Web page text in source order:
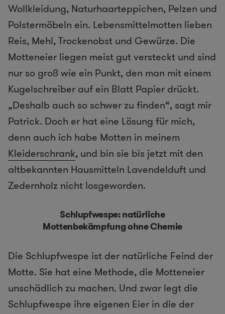
Wollkleidung, Naturhaarteppichen, Pelzen und
Polstermöbeln ein. Lebensmittelmotten lieben
Reis, Mehl, Trockenobst und Gewürze. Die
Motteneier liegen meist gut versteckt und sind
nur so groß wie ein Punkt, den man mit einem
Kugelschreiber auf ein Blatt Papier drückt.
„Deshalb auch so schwer zu finden“, sagt mir
Patrick. Doch er hat eine Lösung für mich,
denn auch ich habe Motten in meinem
Kleiderschrank, und bin sie bis jetzt mit den
altbekannten Hausmitteln Lavendelduft und
Zedernholz nicht losgeworden.
Schlupfwespe: natürliche
Mottenbekämpfung ohne Chemie
Die Schlupfwespe ist der natürliche Feind der
Motte. Sie hat eine Methode, die Motteneier
unschädlich zu machen. Und zwar legt die
Schlupfwespe ihre eigenen Eier in die der